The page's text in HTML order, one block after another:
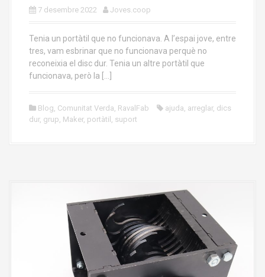
7 desembre 2022 Joves.coop
Tenia un portàtil que no funcionava. A l’espai jove, entre
tres, vam esbrinar que no funcionava perquè no
reconeixia el disc dur. Tenia un altre portàtil que
funcionava, però la […]
Blog, Comunitat Verda, RavalFab ajuda, arreglar, dics
dur, grup, Maker, portàtil , suport